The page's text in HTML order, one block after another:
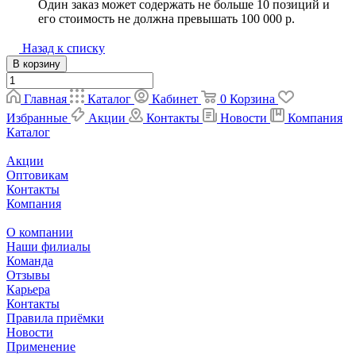
Один заказ может содержать не больше 10 позиций и
его стоимость не должна превышать 100 000 р.
Назад к списку
В корзину
Главная Каталог Кабинет 0 Корзина
Избранные
Акции Контакты Новости
Компания
Каталог
Акции
Оптовикам
Контакты
Компания
О компании
Наши филиалы
Команда
Отзывы
Карьера
Контакты
Правила приёмки
Новости
Применение